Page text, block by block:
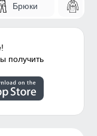
Брюки
получить